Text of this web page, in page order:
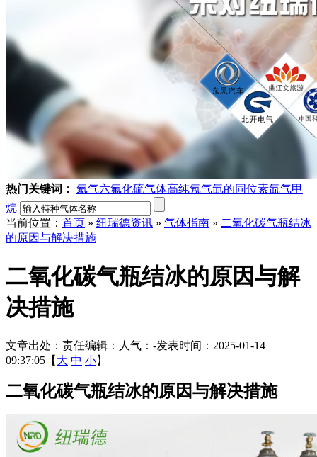
热门关键词： 氦气六氟化硫气体高纯氖气氙的同位素氙气甲
烷
当前位置： 首页 » 纽瑞德资讯 » 气体指南 » 二氧化碳气瓶结冰
的原因与解决措施
二氧化碳气瓶结冰的原因与解
决措施
文章出处： 责任编辑： 人气： -发表时间：2025-01-14
09:37:05【 大 中 小】
二氧化碳气瓶结冰的原因与解决措施